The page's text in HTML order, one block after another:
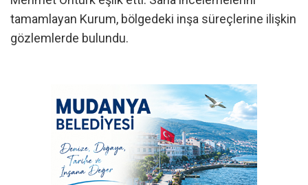
tamamlayan Kurum, bölgedeki inşa süreçlerine ilişkin
gözlemlerde bulundu.